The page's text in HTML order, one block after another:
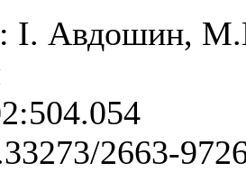
І. Авдошин,
2663-